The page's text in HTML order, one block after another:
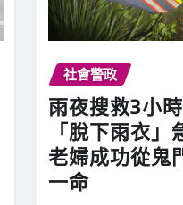
社會警政
雨夜搜救3小
「脫下雨衣」
老婦成功從鬼
一命